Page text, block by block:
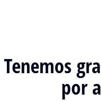
Tenemos
por